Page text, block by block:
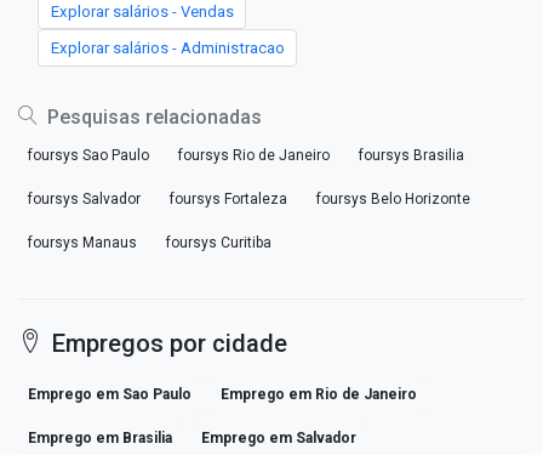
Explorar salários - Vendas
Explorar salários - Administracao
Pesquisas relacionadas
foursys Sao Paulo foursys Rio de Janeiro foursys Brasilia
foursys Salvador foursys Fortaleza foursys Belo Horizonte
foursys Manaus foursys Curitiba
Empregos por cidade
Emprego em Sao Paulo Emprego em Rio de Janeiro
Emprego em Brasilia Emprego em Salvador